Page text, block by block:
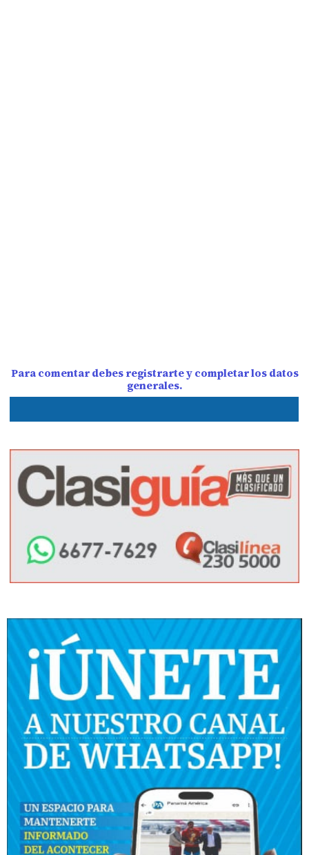
Para comentar debes registrarte y completar los datos
generales.